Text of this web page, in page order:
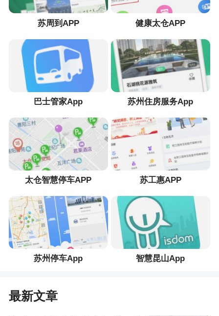
苏周到APP 健康太仓APP
巴士管家App 苏州住房服务App
太仓智慧停车APP 苏工惠APP
苏州停车App 智慧昆山App
最新文章